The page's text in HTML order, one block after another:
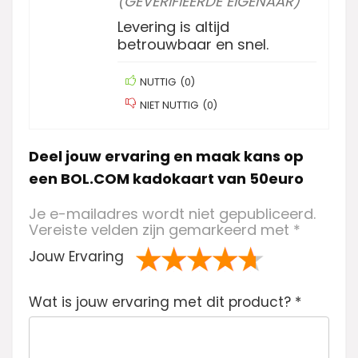
Levering is altijd
betrouwbaar en snel.
NUTTIG (0)
NIET NUTTIG (0)
Deel jouw ervaring en maak kans op
een BOL.COM kadokaart van 50euro
Je e-mailadres wordt niet gepubliceerd.
Vereiste velden zijn gemarkeerd met *
Jouw Ervaring
va
n
de 5
sterren
sterren
sterren
sterren
Wat is jouw ervaring met dit product? *